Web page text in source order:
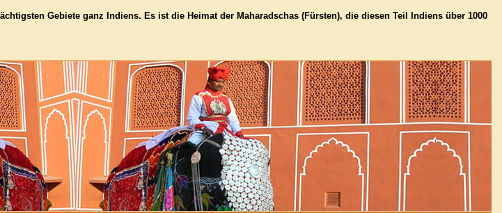
Gebiete ganz Indiens. Es ist die Heimat der Maharadschas (Fürsten), die diesen Teil Indiens über 1000